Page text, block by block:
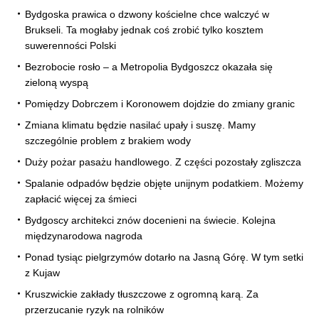
Bydgoska prawica o dzwony kościelne chce walczyć w
Brukseli. Ta mogłaby jednak coś zrobić tylko kosztem
suwerenności Polski
Bezrobocie rosło – a Metropolia Bydgoszcz okazała się
zieloną wyspą
Pomiędzy Dobrczem i Koronowem dojdzie do zmiany granic
Zmiana klimatu będzie nasilać upały i suszę. Mamy
szczególnie problem z brakiem wody
Duży pożar pasażu handlowego. Z części pozostały zgliszcza
Spalanie odpadów będzie objęte unijnym podatkiem. Możemy
zapłacić więcej za śmieci
Bydgoscy architekci znów docenieni na świecie. Kolejna
międzynarodowa nagroda
Ponad tysiąc pielgrzymów dotarło na Jasną Górę. W tym setki
z Kujaw
Kruszwickie zakłady tłuszczowe z ogromną karą. Za
przerzucanie ryzyk na rolników